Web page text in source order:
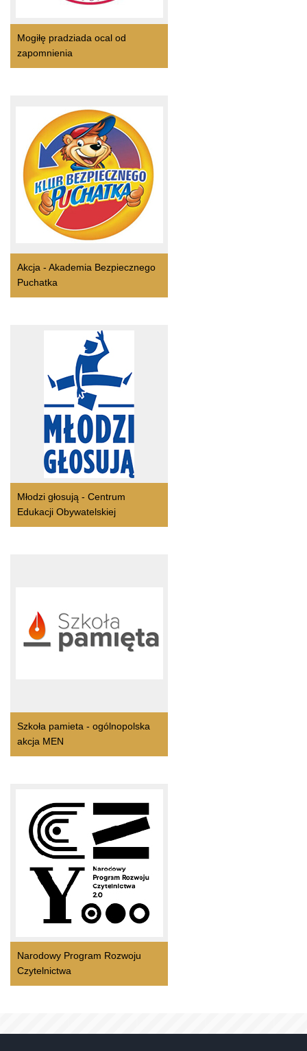
Mogiłę pradziada ocal od
zapomnienia
Akcja - Akademia Bezpiecznego
Puchatka
Młodzi głosują - Centrum
Edukacji Obywatelskiej
Szkoła pamieta - ogólnopolska
akcja MEN
Narodowy Program Rozwoju
Czytelnictwa